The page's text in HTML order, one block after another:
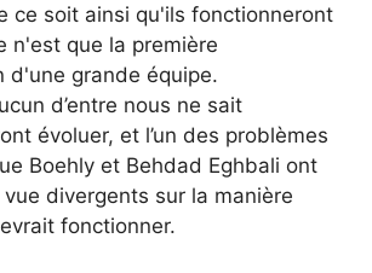
ce soit ainsi qu'ils fonctionneront
n'est que la première
d'une grande équipe.
d’entre nous ne sait
évoluer, et l’un des problèmes
Boehly et Behdad Eghbali ont
divergents sur la manière
fonctionner.